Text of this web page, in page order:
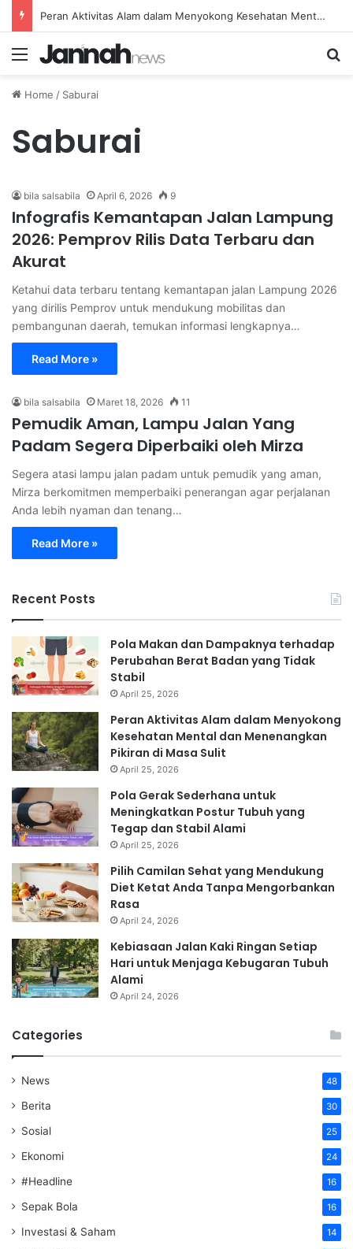
Peran Aktivitas Alam dalam Menyokong Kesehatan Mental dan Menenangkan Pikiran di Masa Sulit
Menu
Home / Saburai
Saburai
bila salsabila April 6, 2026 9
Infografis Kemantapan Jalan Lampung
2026: Pemprov Rilis Data Terbaru dan
Akurat
Ketahui data terbaru tentang kemantapan jalan Lampung 2026
yang dirilis Pemprov untuk mendukung mobilitas dan
pembangunan daerah, temukan informasi lengkapnya…
Read More »
bila salsabila Maret 18, 2026 11
Pemudik Aman, Lampu Jalan Yang
Padam Segera Diperbaiki oleh Mirza
Segera atasi lampu jalan padam untuk pemudik yang aman,
Mirza berkomitmen memperbaiki penerangan agar perjalanan
Anda lebih nyaman dan tenang…
Read More »
Recent Posts
Pola Makan dan Dampaknya terhadap
Perubahan Berat Badan yang Tidak
Stabil
April 25, 2026
Peran Aktivitas Alam dalam Menyokong
Kesehatan Mental dan Menenangkan
Pikiran di Masa Sulit
April 25, 2026
Pola Gerak Sederhana untuk
Meningkatkan Postur Tubuh yang
Tegap dan Stabil Alami
April 25, 2026
Pilih Camilan Sehat yang Mendukung
Diet Ketat Anda Tanpa Mengorbankan
Rasa
April 24, 2026
Kebiasaan Jalan Kaki Ringan Setiap
Hari untuk Menjaga Kebugaran Tubuh
Alami
April 24, 2026
Categories
News 48
Berita 30
Sosial 25
Ekonomi 24
#Headline 16
Sepak Bola 16
Investasi & Saham 14